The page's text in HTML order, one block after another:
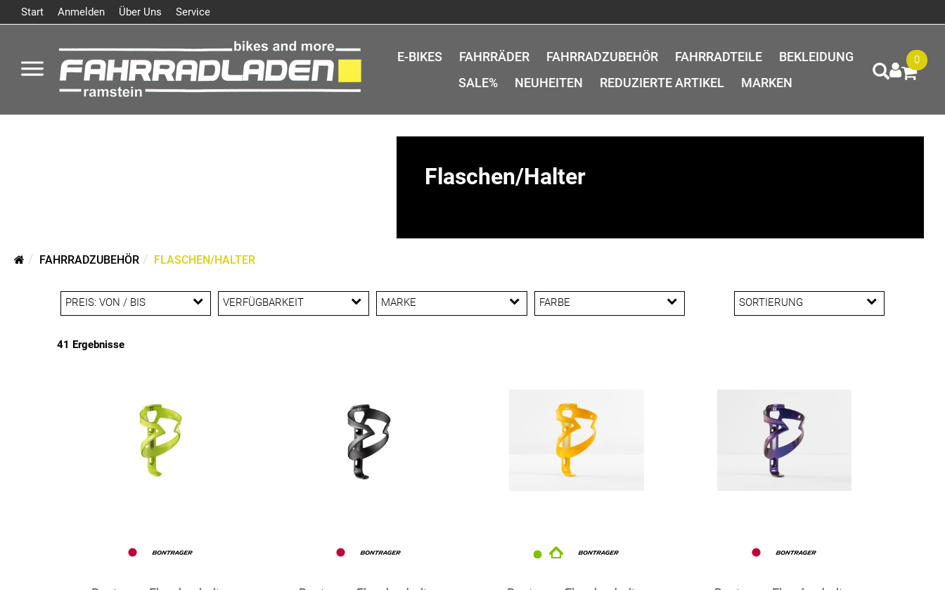
Start Anmelden Über Uns Service
E-BIKES FAHRRÄDER FAHRRADZUBEHÖR FAHRRADTEILE
BEKLEIDUNG
SALE%
NEUHEITEN REDUZIERTE ARTIKEL MARKEN
0
Flaschen/Halter
FAHRRADZUBEHÖR FLASCHEN/HALTER
SORTIERUNG
PREIS: VON / BIS VERFÜGBARKEIT MARKE FARBE
41 Ergebnisse